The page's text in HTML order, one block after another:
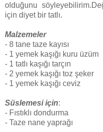
olduğunu
için diyet bir tatlı.
Malzemeler
- 8 tane taze kayısı
- 1 yemek kaşığı kuru üzüm
- 1 tatlı kaşığı tarçın
- 2 yemek kaşığı toz şeker
- 1 yemek kaşığı ceviz
Süslemesi için:
- Fıstıklı dondurma
- Taze nane yaprağı